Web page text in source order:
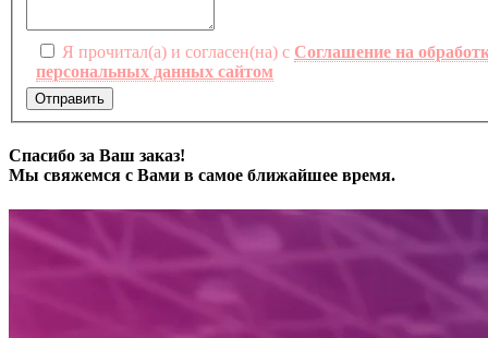
Я прочитал(а) и согласен(на) с Соглашение на
персональных данных сайтом
Отправить
Спасибо за Ваш заказ!
Мы свяжемся с Вами в самое ближайшее время.